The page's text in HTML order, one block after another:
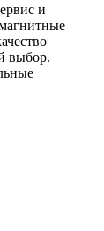
и
выбор.